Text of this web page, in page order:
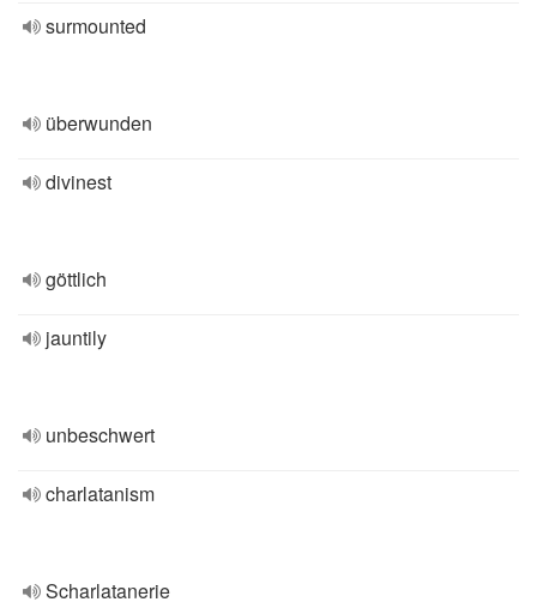
surmounted
überwunden
divinest
göttlich
jauntily
unbeschwert
charlatanism
Scharlatanerie